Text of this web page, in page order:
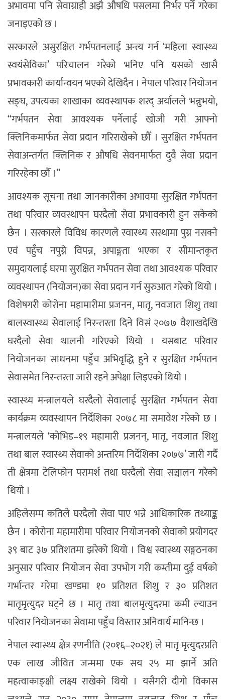
अभावमा पनि सेवाग्राही अझै औषधि पसलमा निर्भर पर्ने गरेका
जनाइएको छ ।
सरकारले असुरक्षित गर्भपतनलाई अन्त्य गर्न ‘महिला स्वास्थ्य
स्वयंसेविका’ परिचालन गरेको भनिए पनि यसको खासै
प्रभावकारी कार्यान्वयन भएको देखिदैन । नेपाल परिवार नियोजन
सङ्घ, उपत्यका शाखाका व्यवस्थापक शरद् अर्यालले भन्नुभयो,
“गर्भपतन सेवा आवश्यक पर्नेलाई खोजी गरी आफ्नो
क्लिनिकमार्फत सेवा प्रदान गरिराखेको छौँ । सुरक्षित गर्भपतन
सेवाअन्तर्गत क्लिनिक र औषधि सेवनमार्फत दुवै सेवा प्रदान
गरिरहेका छौँ ।”
आवश्यक सूचना तथा जानकारीका अभावमा सुरक्षित गर्भपतन
तथा परिवार व्यवस्थापन घरदैलो सेवा प्रभावकारी हुन सकेको
छैन । सरकारले विविध कारणले स्वास्थ्य सस्थामा पुग्न नसक्ने
एवं पहुँच नपुग्ने विपन्न, अपाङ्गता भएका र सीमान्तकृत
समुदायलाई घरमा सुरक्षित गर्भपतन सेवा तथा आवश्यक परिवार
व्यवस्थापन (नियोजन)का सेवा प्रदान गर्न सुरुआत गरेको थियो ।
विशेषगरी कोरोना महामारीमा प्रजनन, मातृ, नवजात शिशु तथा
बालस्वास्थ्य सेवालाई निरन्तरता दिने विसं २०७७ वैशाखदेखि
घरदैलो सेवा थालनी गरिएको थियो । यसबाट परिवार
नियोजनका साधनमा पहुँच अभिवृद्धि हुने र सुरक्षित गर्भपतन
सेवासमेत निरन्तरता जारी रहने अपेक्षा लिइएको थियो ।
स्वास्थ्य मन्त्रालयले घरदैलो सेवालाई सुरक्षित गर्भपतन सेवा
कार्यक्रम व्यवस्थापन निर्देशिका २०७८ मा समावेश गरेको छ ।
मन्त्रालयले ‘कोभिड–१९ महामारी प्रजनन्, मातृ, नवजात शिशु
तथा बाल स्वास्थ्य सेवाको अन्तरिम निर्देशिका २०७७’ जारी गर्दै
ती क्षेत्रमा टेलिफोन परामर्श तथा घरदैलो सेवा सञ्चालन गरेको
थियो ।
अहिलेसम्म कतिले घरदैलो सेवा पाए भन्ने आधिकारिक तथ्याङ्क
छैन । कोरोना महामारीमा परिवार नियोजनको सेवाको प्रयोगदर
३९ बाट ३७ प्रतिशतमा झरेको थियो । विश्व स्वास्थ्य सङ्गठनका
अनुसार परिवार नियोजन सेवा उपभोग गरी कम्तीमा दुई वर्षको
गर्भान्तर गरेमा खण्डमा १० प्रतिशत शिशु र ३० प्रतिशत
मातृमृत्युदर घट्ने छ । मातृ तथा बालमृत्युदरमा कमी ल्याउन
परिवार नियोजनका सेवामा पहुँच विस्तार अनिवार्य मानिन्छ ।
नेपाल स्वास्थ्य क्षेत्र रणनीति (२०१६–२०२१) ले मातृ मृत्युदरप्रति
एक लाख जीवित जन्ममा एक सय २५ मा झार्ने अति
महत्वाकाङ्क्षी लक्ष्य राखेको थियो । यसैगरी दीगो विकास